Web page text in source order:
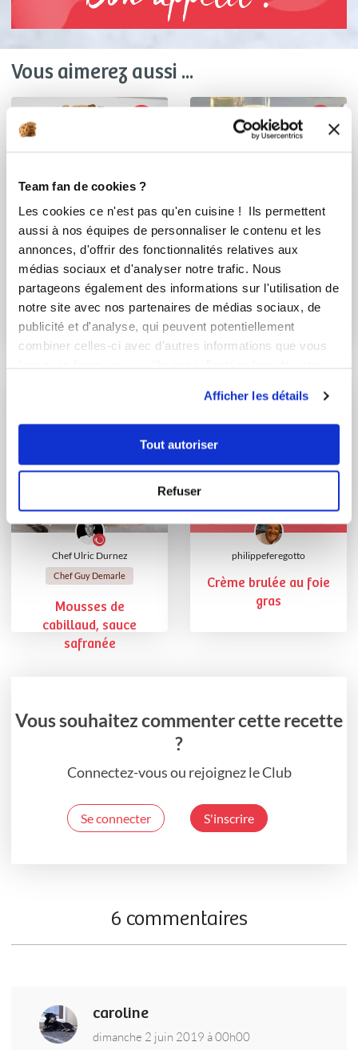
Team fan de cookies ?
Les cookies ce n'est pas qu'en cuisine ! Ils permettent
aussi à nos équipes de personnaliser le contenu et les
annonces, d'offrir des fonctionnalités relatives aux
médias sociaux et d'analyser notre trafic. Nous
partageons également des informations sur l'utilisation de
notre site avec nos partenaires de médias sociaux, de
publicité et d'analyse, qui peuvent potentiellement
combiner celles-ci avec d'autres informations que vous
Afficher les détails
Tout autoriser
Refuser
Vous aimerez aussi ...
martine_mecoli
Tarte coeurs
feuilletée aux
haricots ...
Chef Ulric Durnez
Terrine de dorade
safranée aux
Chef Ulric Durnez
Chef Guy Demarle
Mousses de
cabillaud, sauce
safranée
philippeferegotto
Crème brulée au foie
gras
Vous souhaitez commenter cette recette
?
Connectez-vous ou rejoignez le Club
Se connecter S'inscrire
6 commentaires
caroline
dimanche 2 juin 2019 à 00h00